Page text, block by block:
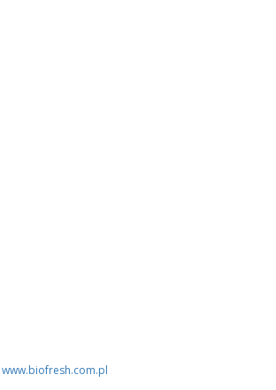
www.biofresh.com.pl